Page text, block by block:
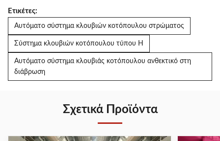
Ετικέτες:
Αυτόματο σύστημα κλουβιών κοτόπουλου στρώματος
Σύστημα κλουβιών κοτόπουλου τύπου H
Αυτόματο σύστημα κλουβιάς κοτόπουλου ανθεκτικό στη
διάβρωση
Σχετικά Προϊόντα